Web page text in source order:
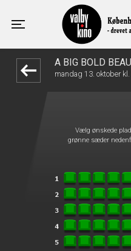
Toggle navigation
Valby Kino
A BIG BOLD
mandag 13. oktober
Vælg ønskede
grønne sæder
1step-